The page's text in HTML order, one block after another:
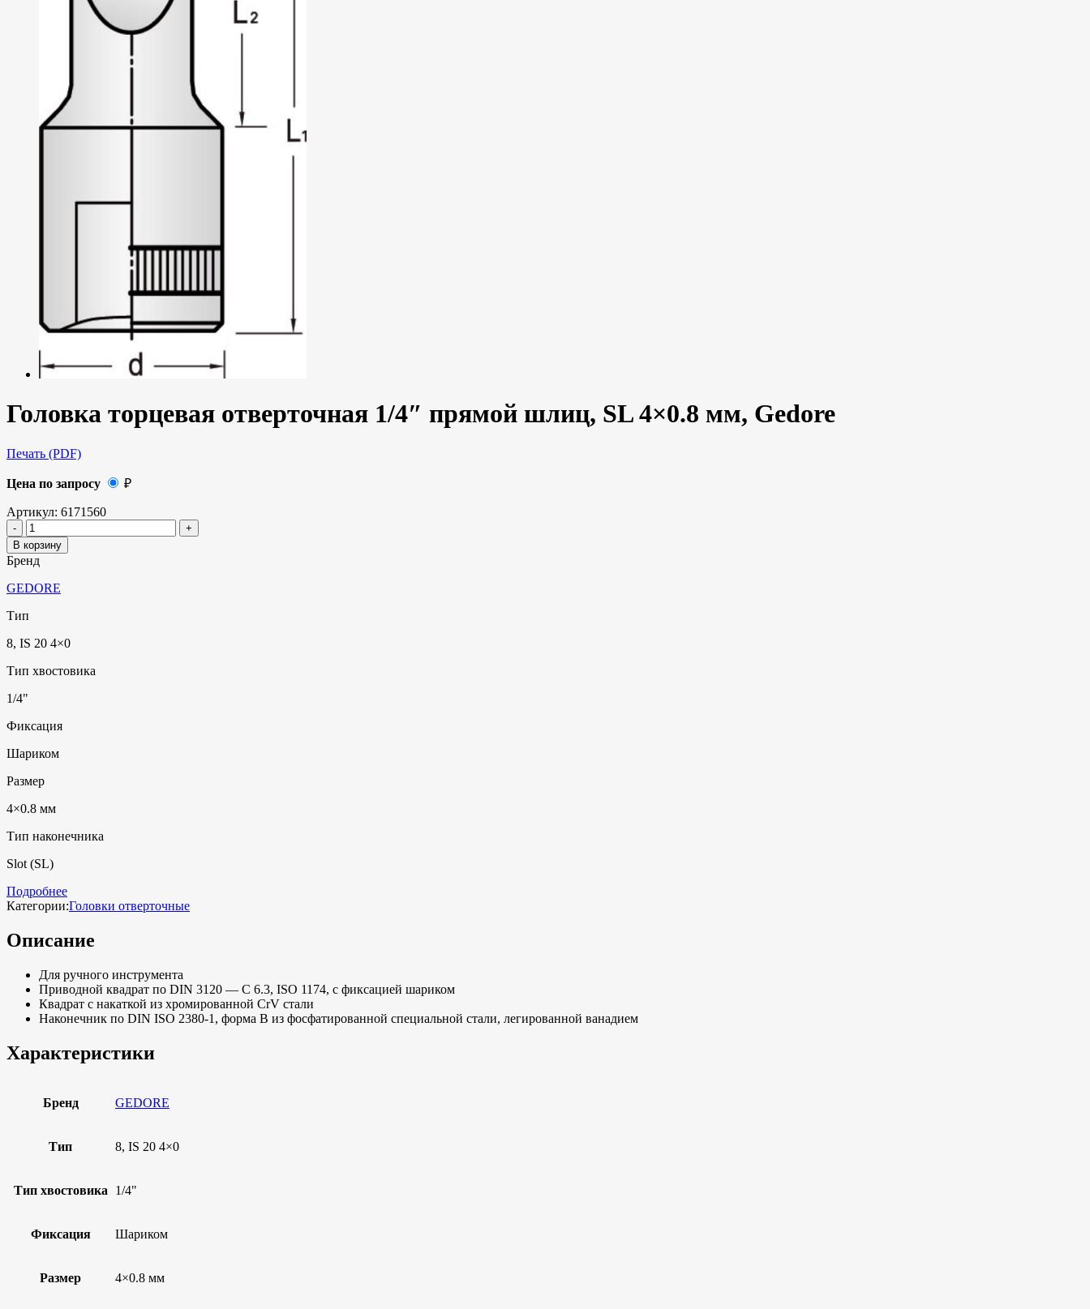
Головка торцевая отверточная 1/4″ прямой шлиц, SL 4×0.8 мм, Gedore
Печать (PDF)
Цена по запросу ₽
Артикул: 6171560
В корзину
Бренд
GEDORE
Тип
8, IS 20 4×0
Тип хвостовика
1/4"
Фиксация
Шариком
Размер
4×0.8 мм
Тип наконечника
Slot (SL)
Подробнее
Категории:Головки отверточные
Описание
Для ручного инструмента
Приводной квадрат по DIN 3120 — C 6.3, ISO 1174, с фиксацией шариком
Квадрат с накаткой из хромированной CrV стали
Наконечник по DIN ISO 2380-1, форма В из фосфатированной специальной стали, легированной ванадием
Характеристики
Бренд GEDORE
Тип 8, IS 20 4×0
Тип хвостовика 1/4"
Фиксация Шариком
Размер 4×0.8 мм